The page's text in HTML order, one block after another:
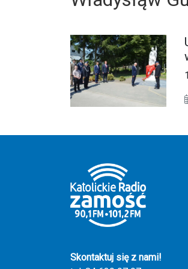
Skontaktuj się z nami!